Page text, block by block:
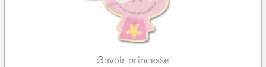
Bavoir princesse